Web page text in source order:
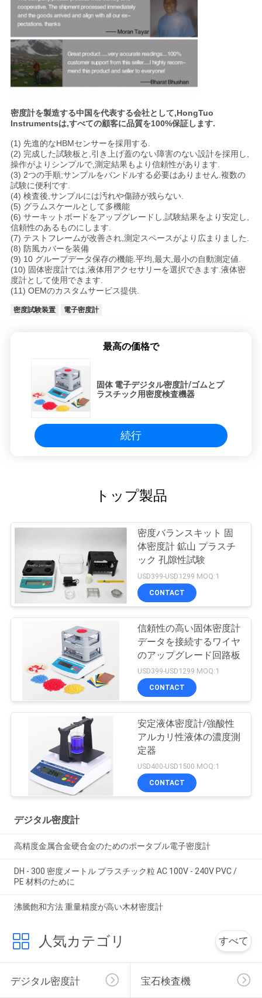
密度計を製造する中国を代表する会社として,HongTuo
Instrumentsは,すべての顧客に品質を100%保証します.
(1) 先進的なHBMセンサーを採用する.
(2) 完成した試験板と,引き上げ蓋のない障害のない設計を採用し,
操作がよりシンプルで,測定結果もより信頼性があります.
(3) 2つの手順;サンプルをバンドルする必要はありません.複数の
試験に便利です.
(4) 検査後,サンプルには汚れや傷跡が残らない.
(5) グラムスケールとして多機能
(6) サーキットボードをアップグレードし,試験結果をより安定し,
信頼性のあるものにします.
(7) テストフレームが改善され,測定スペースがより広まりました.
(8) 防風カバーを装備
(9) 10 グループデータ保存の機能.平均,最大,最小の自動測定値.
(10) 固体密度計では,液体用アクセサリーを選択できます.液体密
度計として使用できます.
(11) OEMのカスタムサービス提供.
密度試験装置 電子密度計
最高の価格で
固体 電子デジタル密度計/ゴムとプ
ラスチック用密度検査機器
続行
トップ製品
密度バランスキット 固
体密度計 鉱山 プラスチ
ック 孔隙性試験
USD399-USD1299 MOQ:1
CONTACT
信頼性の高い固体密度計
データを接続するワイヤ
のアップグレード回路板
USD399-USD1299 MOQ:1
CONTACT
安定液体密度計/強酸性
アルカリ性液体の濃度測
定器
USD400-USD1500 MOQ:1
CONTACT
デジタル密度計
高精度金属合金硬合金のためのポータブル電子密度計
DH - 300 密度メートル プラスチック粒 AC 100V - 240V PVC /
PE 材料のために
沸騰飽和方法 重量精度が高い木材密度計
人気カテゴリ すべて
デジタル密度計 宝石検査機